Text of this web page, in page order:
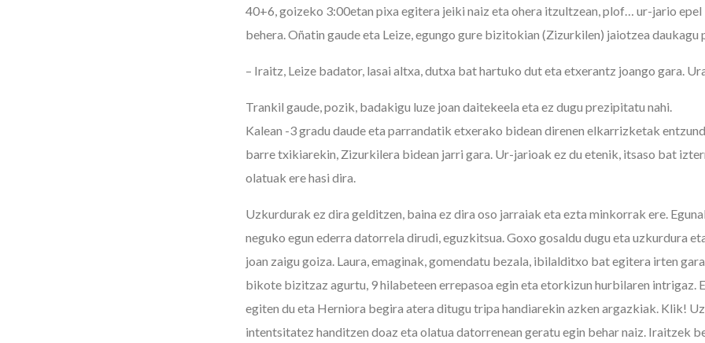
40+6, goizeko 3:00etan pixa egitera jeiki naiz eta ohera itzultzean, plof… ur-jario
behera. Oñatin gaude eta Leize, egungo gure bizitokian (Zizurkilen) jaiotzea daukagu
– Iraitz, Leize badator, lasai altxa, dutxa bat hartuko dut eta etxerantz joango gara.
Trankil gaude, pozik, badakigu luze joan daitekeela eta ez dugu prezipitatu nahi.
Kalean -3 gradu daude eta parrandatik etxerako bidean direnen elkarrizketak
barre txikiarekin, Zizurkilera bidean jarri gara. Ur-jarioak ez du etenik, itsaso bat
olatuak ere hasi dira.
Uzkurdurak ez dira gelditzen, baina ez dira oso jarraiak eta ezta minkorrak ere.
neguko egun ederra datorrela dirudi, eguzkitsua. Goxo gosaldu dugu eta uzkurdura
joan zaigu goiza. Laura, emaginak, gomendatu bezala, ibilalditxo bat egitera irten
bikote bizitzaz agurtu, 9 hilabeteen errepasoa egin eta etorkizun hurbilaren intrigaz.
egiten du eta Herniora begira atera ditugu tripa handiarekin azken argazkiak. Klik!
intentsitatez handitzen doaz eta olatua datorrenean geratu egin behar naiz. Iraitzek